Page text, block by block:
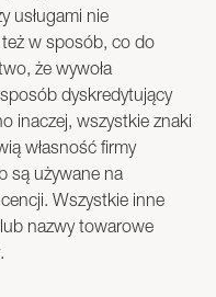
usługami nie
w sposób, co do
że wywoła
dyskredytujący
inaczej, wszystkie znaki
własność firmy
są używane na
Wszystkie inne
nazwy towarowe